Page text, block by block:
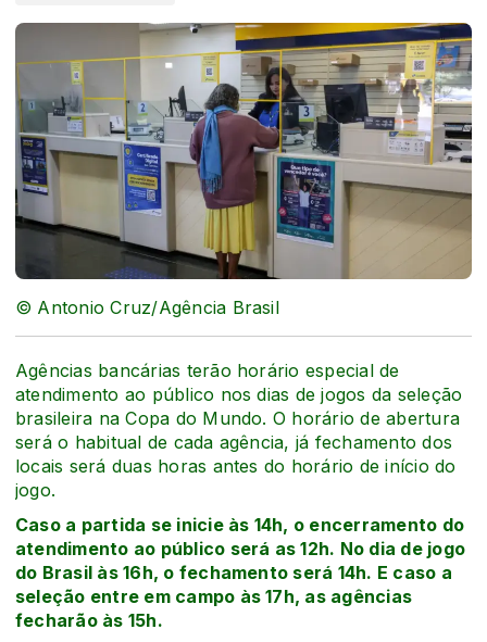
© Antonio Cruz/Agência Brasil
Agências bancárias terão horário especial de
atendimento ao público nos dias de jogos da seleção
brasileira na Copa do Mundo. O horário de abertura
será o habitual de cada agência, já fechamento dos
locais será duas horas antes do horário de início do
jogo.
Caso a partida se inicie às 14h, o encerramento do
atendimento ao público será as 12h. No dia de jogo
do Brasil às 16h, o fechamento será 14h. E caso a
seleção entre em campo às 17h, as agências
fecharão às 15h.